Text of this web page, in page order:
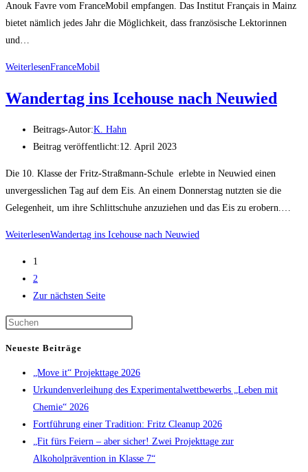
Anouk Favre vom FranceMobil empfangen. Das Institut Français in Mainz
bietet nämlich jedes Jahr die Möglichkeit, dass französische Lektorinnen
und…
WeiterlesenFranceMobil
Wandertag ins Icehouse nach Neuwied
Beitrags-Autor:K. Hahn
Beitrag veröffentlicht:12. April 2023
Die 10. Klasse der Fritz-Straßmann-Schule erlebte in Neuwied einen
unvergesslichen Tag auf dem Eis. An einem Donnerstag nutzten sie die
Gelegenheit, um ihre Schlittschuhe anzuziehen und das Eis zu erobern.…
WeiterlesenWandertag ins Icehouse nach Neuwied
1
2
Zur nächsten Seite
Neueste Beiträge
„Move it“ Projekttage 2026
Urkundenverleihung des Experimentalwettbewerbs „Leben mit
Chemie“ 2026
Fortführung einer Tradition: Fritz Cleanup 2026
„Fit fürs Feiern – aber sicher! Zwei Projekttage zur
Alkoholprävention in Klasse 7“